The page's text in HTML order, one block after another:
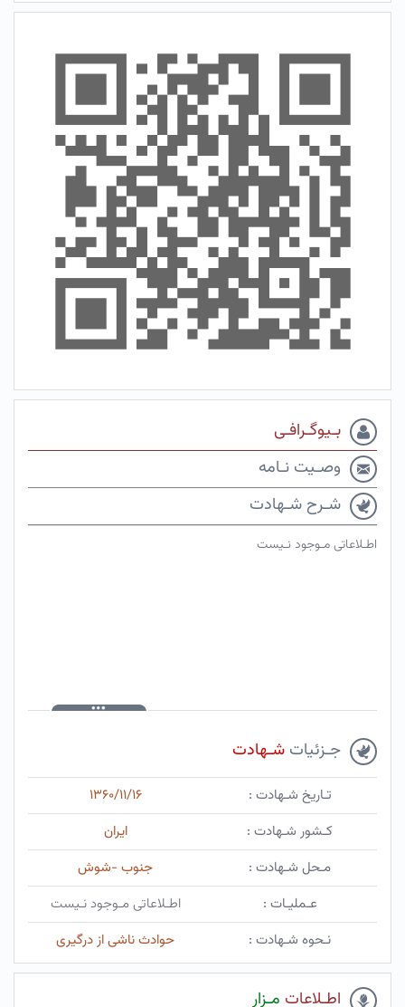
بـیوگـرافـی
وصـیت نـامه
شـرح شـهادت
اطـلاعاتی مـوجود نـیست
جـزئیات شـهادت
تـاریخ شـهادت :
۱۳۶۰/۱۱/۱۶
کـشور شـهادت :
ایران
مـحل شـهادت :
جنوب -شوش
عـملیـات :
اطـلاعاتی مـوجود نـیست
نـحوه شـهادت :
حوادث ناشی از درگیری
اطـلاعات مـزار